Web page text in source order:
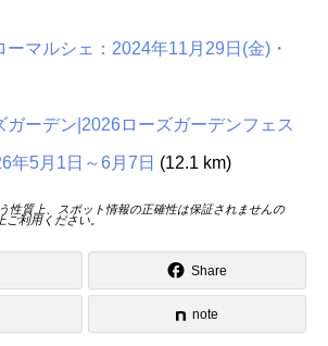
ーマルシェ：2024年11月29日(金)・
ガーデン|2026ローズガーデンフェス
年5月1日～6月7日 (12.1 km)
性質上、スポット情報の正確性は保証されませんの
ご利用ください。
Share
note